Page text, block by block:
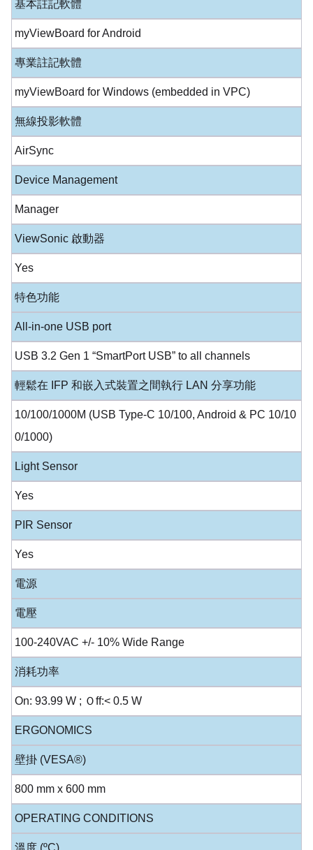
基本註記軟體
myViewBoard for Android
專業註記軟體
myViewBoard for Windows (embedded in VPC)
無線投影軟體
AirSync
Device Management
Manager
ViewSonic 啟動器
Yes
特色功能
All-in-one USB port
USB 3.2 Gen 1 “SmartPort USB” to all channels
輕鬆在 IFP 和嵌入式裝置之間執行 LAN 分享功能
10/100/1000M (USB Type-C 10/100, Android & PC 10/10
0/1000)
Light Sensor
Yes
PIR Sensor
Yes
電源
電壓
100-240VAC +/- 10% Wide Range
消耗功率
On: 93.99 W ; Ｏff:< 0.5 W
ERGONOMICS
壁掛 (VESA®)
800 mm x 600 mm
OPERATING CONDITIONS
溫度 (ºC)